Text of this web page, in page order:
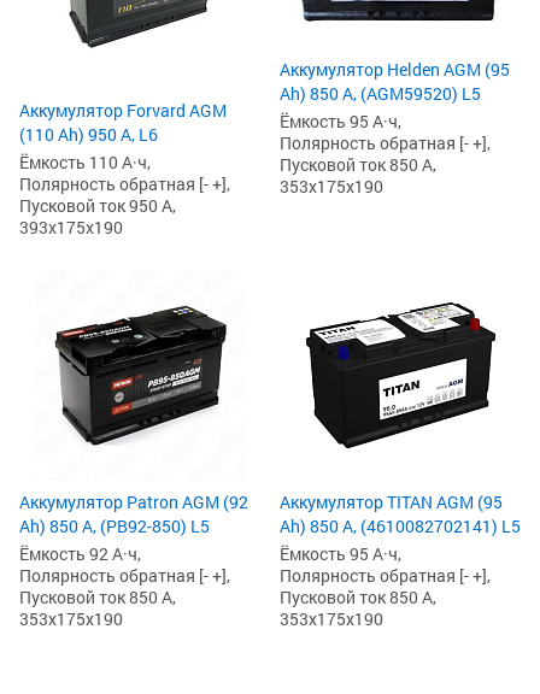
Аккумулятор Forvard AGM
(110 Ah) 950 А, L6
Ёмкость 110 А·ч,
Полярность обратная [- +],
Пусковой ток 950 А,
393x175x190
Аккумулятор Helden AGM (95
Ah) 850 А, (AGM59520) L5
Ёмкость 95 А·ч,
Полярность обратная [- +],
Пусковой ток 850 А,
353x175x190
Аккумулятор Patron AGM (92
Ah) 850 А, (PB92-850) L5
Ёмкость 92 А·ч,
Полярность обратная [- +],
Пусковой ток 850 А,
353x175x190
Аккумулятор TITAN AGM (95
Ah) 850 А, (4610082702141) L5
Ёмкость 95 А·ч,
Полярность обратная [- +],
Пусковой ток 850 А,
353x175x190